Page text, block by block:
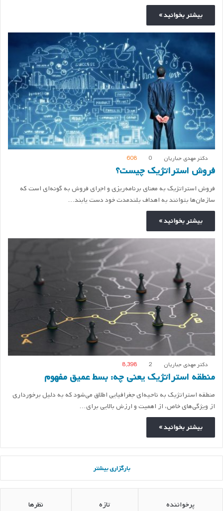
بیشتر بخوانید »
دکتر مهدی جباریان 0
608
فروش استراتژیک چیست؟
فروش استراتژیک به معنای برنامه‌ریزی و اجرای فروش به گونه‌ای است که
سازمان‌ها بتوانند به اهداف بلندمدت خود دست یابند…
بیشتر بخوانید »
دکتر مهدی جباریان 2
8,398
منطقه استراتژیک یعنی چه: بسط عمیق مفهوم
منطقه استراتژیک به ناحیه‌ای جغرافیایی اطلاق می‌شود که به دلیل برخورداری
از ویژگی‌های خاص، از اهمیت و ارزش بالایی برای…
بیشتر بخوانید »
بارگزاری بیشتر
پرخواننده تازه نظرها